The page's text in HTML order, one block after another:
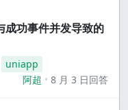
成功事件并发导致的
uniapp
阿超
8 月 3 日回答